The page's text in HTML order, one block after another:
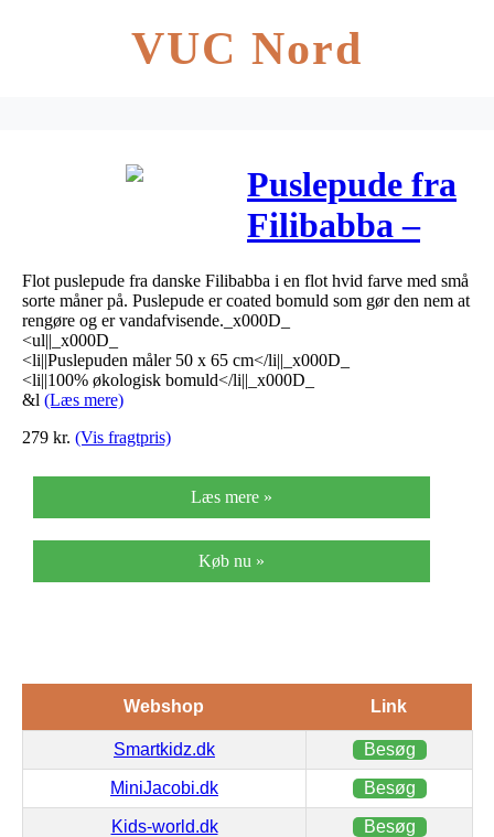
VUC Nord
Puslepude fra
Filibabba –
Moonlight
hvid
Flot puslepude fra danske Filibabba i en flot hvid farve med små
sorte måner på. Puslepude er coated bomuld som gør den nem at
rengøre og er vandafvisende._x000D_
<ul||_x000D_
<li||Puslepuden måler 50 x 65 cm</li||_x000D_
<li||100% økologisk bomuld</li||_x000D_
&l (Læs mere)
279 kr. (Vis fragtpris)
Læs mere »
Køb nu »
Webshop Link
Smartkidz.dk Besøg
MiniJacobi.dk Besøg
Kids-world.dk Besøg